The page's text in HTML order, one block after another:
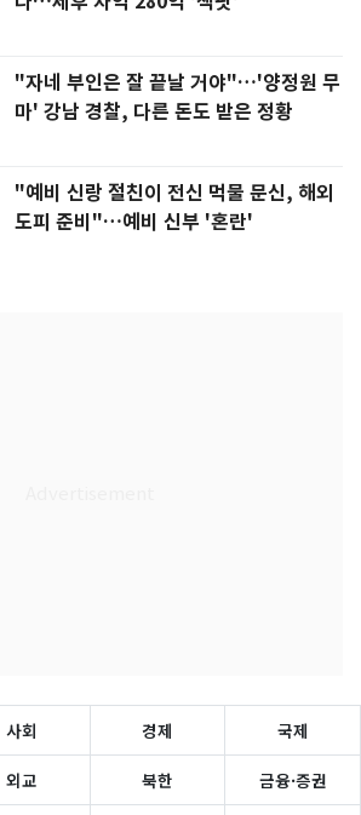
"자네 부인은 잘 끝날 거야"…'양정원 무
마' 강남 경찰, 다른 돈도 받은 정황
"예비 신랑 절친이 전신 먹물 문신, 해외
도피 준비"…예비 신부 '혼란'
사회 경제 국제
외교 북한 금융·증권